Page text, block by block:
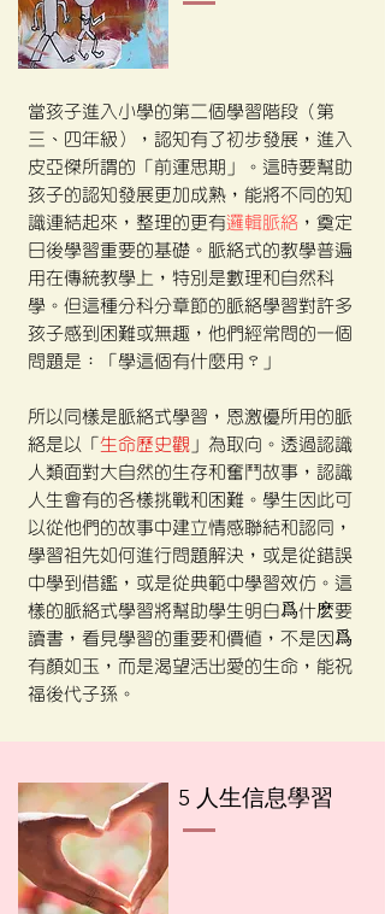
當孩子進入小學的第二個學習階段（第
三、四年級），認知有了初步發展，進入
皮亞傑所謂的「前運思期」。這時要幫助
孩子的認知發展更加成熟，能將不同的知
識連結起來，整理的更有邏輯脈絡 ，奠定
日後學習重要的基礎。脈絡式的教學普遍
用在傳統教學上，特別是數理和自然科
學。但這種分科分章節的脈絡學習對許多
孩子感到困難或無趣，他們經常問的一個
問題是：「學這個有什麼用？」
所以同樣是脈絡式學習，恩激優所用的脈
絡是以「 生命歷史觀 」為取向。透過認識
人類面對大自然的生存和奮鬥故事，認識
人生會有的各樣挑戰和困難。學生因此可
以從他們的故事中建立情感聯結和認同，
學習祖先如何進行問題解決，或是從錯誤
中學到借鑑，或是從典範中學習效仿。這
樣的脈絡式學習將幫助學生明白爲什麽要
讀書，看見學習的重要和價值，不是因爲
有顏如玉，而是渴望活出愛的生命，能祝
福後代子孫。
​5 人生信息學習